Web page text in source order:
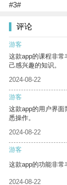
#3#
评论
游客
这款app的课程非常
己感兴趣的知识。
2024-08-22
游客
这款app的用户界
悉操作。
2024-08-22
游客
这款app的功能非常
2024-08-22